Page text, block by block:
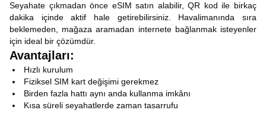
Seyahate çıkmadan önce eSIM satın alabilir, QR kod ile birkaç
dakika içinde aktif hale getirebilirsiniz. Havalimanında sıra
beklemeden, mağaza aramadan internete bağlanmak isteyenler
için ideal bir çözümdür.
Avantajları:
Hızlı kurulum
Fiziksel SIM kart değişimi gerekmez
Birden fazla hattı aynı anda kullanma imkânı
Kısa süreli seyahatlerde zaman tasarrufu